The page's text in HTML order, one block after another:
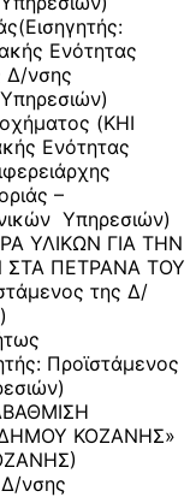
Ενότητας
Δ/νσης
(KHΙ
Ενότητας
–
Υπηρεσιών)
ΥΛΙΚΩΝ ΓΙΑ ΤΗΝ
ΣΤΑ ΠΕΤΡΑΝΑ ΤΟΥ
της Δ/
Προϊστάμενος
ΚΟΖΑΝΗΣ»
Δ/νσης